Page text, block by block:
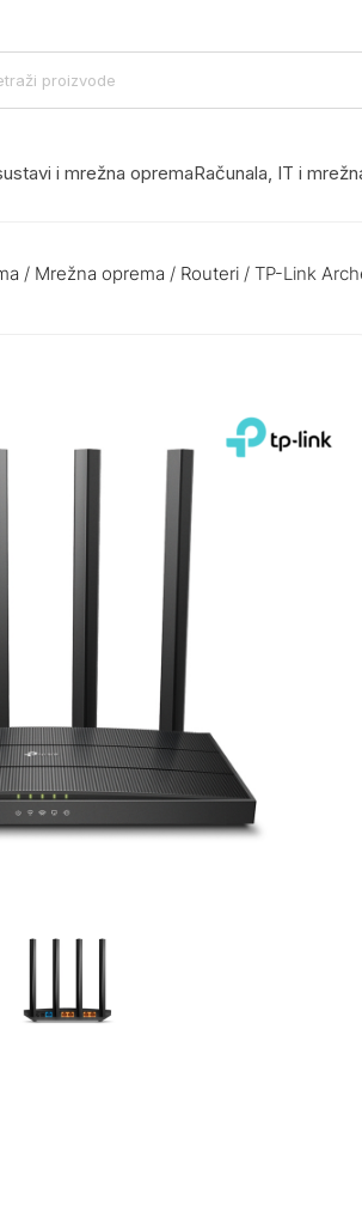
i mrežna opremaRačunala, IT i
/ Mrežna oprema / Routeri / TP-Link